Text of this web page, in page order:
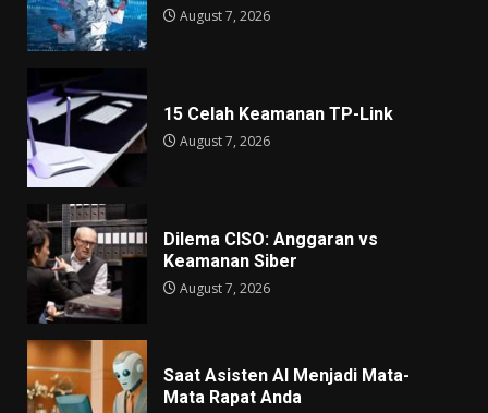
August 7, 2026
15 Celah Keamanan TP-Link
August 7, 2026
Dilema CISO: Anggaran vs
Keamanan Siber
August 7, 2026
Saat Asisten AI Menjadi Mata-
Mata Rapat Anda